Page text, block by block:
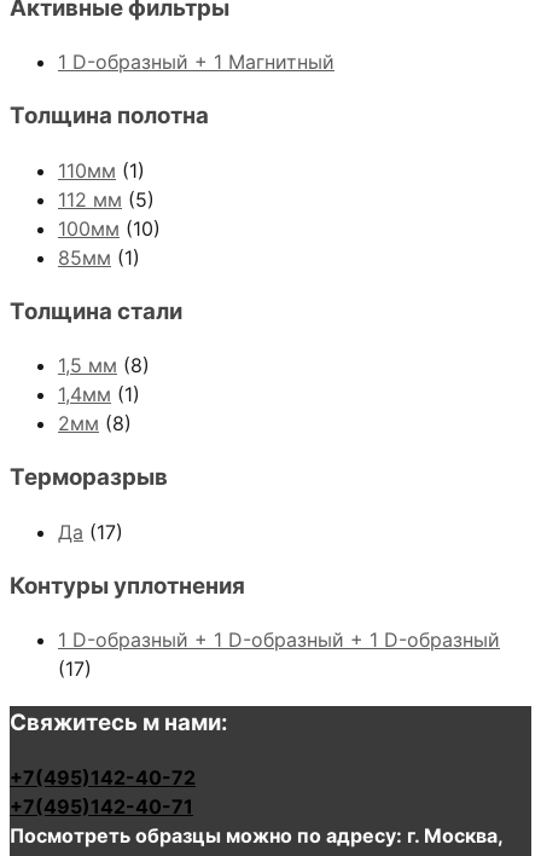
Активные фильтры
1 D-образный + 1 Магнитный
Толщина полотна
110мм (1)
112 мм (5)
100мм (10)
85мм (1)
Толщина стали
1,5 мм (8)
1,4мм (1)
2мм (8)
Терморазрыв
Да (17)
Контуры уплотнения
1 D-образный + 1 D-образный + 1 D-образный
(17)
Свяжитесь м нами:
+7(495)142-40-72
+7(495)142-40-71
Посмотреть образцы можно по адресу: г. Москва,